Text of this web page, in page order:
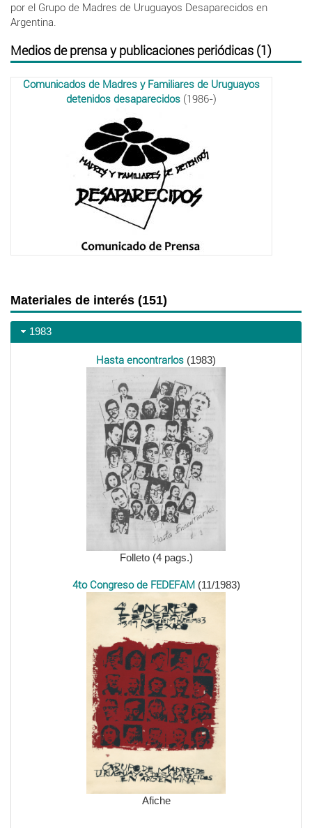
por el Grupo de Madres de Uruguayos Desaparecidos en
Argentina.
Medios de prensa y publicaciones periódicas (1)
Comunicados de Madres y Familiares de Uruguayos
detenidos desaparecidos (1986-)
Materiales de interés (151)
1983
Hasta encontrarlos (1983)
Folleto (4 pags.)
4to Congreso de FEDEFAM (11/1983)
Afiche